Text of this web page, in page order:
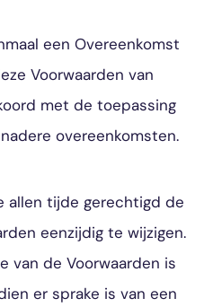
een Overeenkomst
Voorwaarden van
met de toepassing
overeenkomsten.
allen tijde gerechtigd de
eenzijdig te wijzigen.
van de Voorwaarden is
er sprake is van een